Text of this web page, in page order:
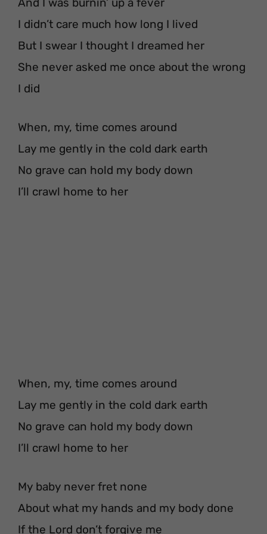
I didn’t care much how long I lived
But I swear I thought I dreamed her
She never asked me once about the wrong
I did
When, my, time comes around
Lay me gently in the cold dark earth
No grave can hold my body down
I’ll crawl home to her
When, my, time comes around
Lay me gently in the cold dark earth
No grave can hold my body down
I’ll crawl home to her
My baby never fret none
About what my hands and my body done
If the Lord don’t forgive me